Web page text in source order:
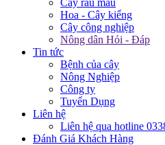
Cây rau màu
Hoa - Cây kiểng
Cây công nghiệp
Nông dân Hỏi - Đáp
Tin tức
Bệnh của cây
Nông Nghiệp
Công ty
Tuyển Dụng
Liên hệ
Liên hệ qua hotline
Đánh Giá Khách Hàng